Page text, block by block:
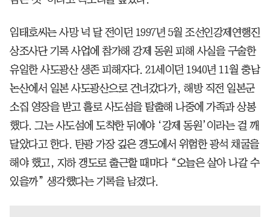
임태호씨는 사망 넉 달 전이던 1997년 5월 조선인강제연행진
상조사단 기록 사업에 참가해 강제 동원 피해 사실을 구술한
유일한 사도광산 생존 피해자다. 21세이던 1940년 11월 충남
논산에서 일본 사도광산으로 건너갔다가, 해방 직전 일본군
소집 영장을 받고 홀로 사도섬을 탈출해 나중에 가족과 상봉
했다. 그는 사도섬에 도착한 뒤에야 ‘강제 동원’이라는 걸 깨
달았다고 한다. 탄광 가장 깊은 갱도에서 위험한 광석 채굴을
해야 했고, 지하 갱도로 출근할 때마다 “오늘은 살아 나갈 수
있을까” 생각했다는 기록을 남겼다.